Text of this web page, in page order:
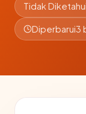
Tidak Diketahui
Diperbarui3